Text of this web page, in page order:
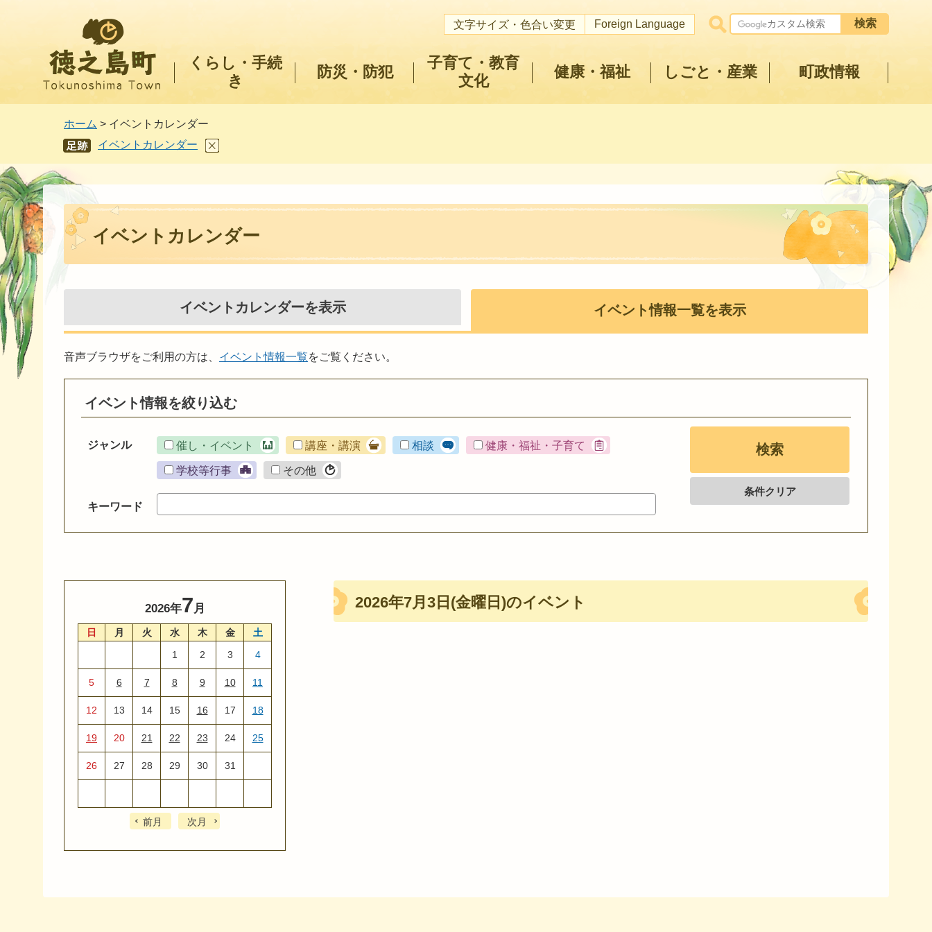
文字サイズ・色合い変更 Foreign Language
くらし・手続
き
防災・防犯
子育て・教育
文化
健康・福祉 しごと・産業 町政情報
ホーム > イベントカレンダー
あし
あと
イベントカレンダー
イベントカレンダー
イベントカレンダーを表示 イベント情報一覧を表示
音声ブラウザをご利用の方は、 イベント情報一覧をご覧ください。
イベント情報を絞り込む
ジャンル 催し・イベント 講座・講演 相談 健康・福祉・子育て
学校等行事 その他
キーワード
条件クリア
2026年7月
日 月 火 水 木 金
土
1
2 3 4
5 6 7 8 9 10 11
12 13 14 15 16 17 18
19 20 21 22 23 24 25
26 27 28 29 30 31
前月 次月
2026年7月3日(金曜日)のイベント